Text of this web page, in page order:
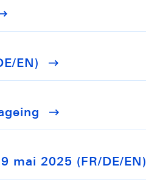
EN)
mai 2025 (FR/DE/EN)